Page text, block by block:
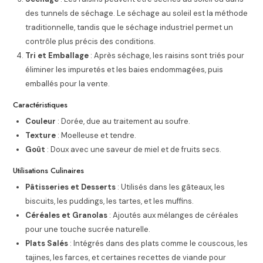
des tunnels de séchage. Le séchage au soleil est la méthode
traditionnelle, tandis que le séchage industriel permet un
contrôle plus précis des conditions.
Tri et Emballage : Après séchage, les raisins sont triés pour
éliminer les impuretés et les baies endommagées, puis
emballés pour la vente.
Caractéristiques
Couleur : Dorée, due au traitement au soufre.
Texture : Moelleuse et tendre.
Goût : Doux avec une saveur de miel et de fruits secs.
Utilisations Culinaires
Pâtisseries et Desserts : Utilisés dans les gâteaux, les
biscuits, les puddings, les tartes, et les muffins.
Céréales et Granolas : Ajoutés aux mélanges de céréales
pour une touche sucrée naturelle.
Plats Salés : Intégrés dans des plats comme le couscous, les
tajines, les farces, et certaines recettes de viande pour